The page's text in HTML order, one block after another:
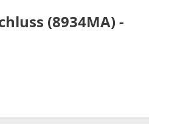
(8934MA) -